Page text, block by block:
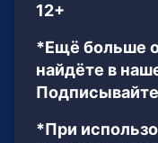
12+
*Ещё больше
найдёте в
*При